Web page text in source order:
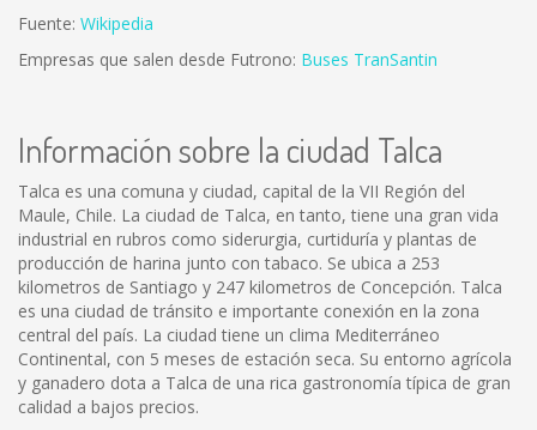
Fuente: Wikipedia
Empresas que salen desde Futrono: Buses TranSantin
Información sobre la ciudad Talca
Talca es una comuna y ciudad, capital de la VII Región del
Maule, Chile. La ciudad de Talca, en tanto, tiene una gran vida
industrial en rubros como siderurgia, curtiduría y plantas de
producción de harina junto con tabaco. Se ubica a 253
kilometros de Santiago y 247 kilometros de Concepción. Talca
es una ciudad de tránsito e importante conexión en la zona
central del país. La ciudad tiene un clima Mediterráneo
Continental, con 5 meses de estación seca. Su entorno agrícola
y ganadero dota a Talca de una rica gastronomía típica de gran
calidad a bajos precios.